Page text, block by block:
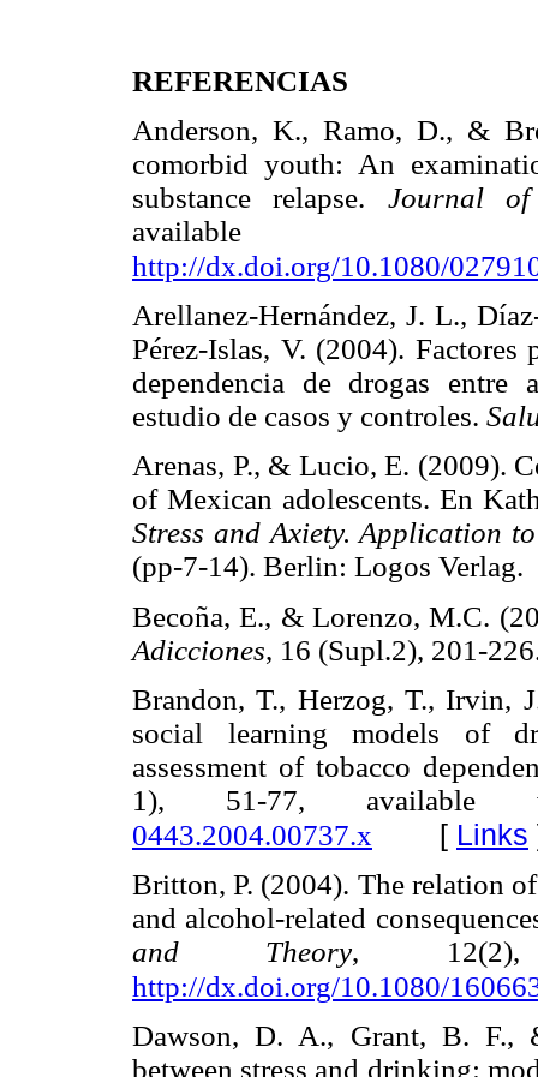
REFERENCIAS
Anderson, K., Ramo, D., &
comorbid youth: An
substance relapse. Journal of
http://dx.doi.org/10.1080/
Arellanez-Hernández, J. L.,
Pérez-Islas, V. (2004).
dependencia de drogas entre
estudio de casos y controles.
Arenas, P., & Lucio, E. (2009).
of Mexican adolescents. En
Stress and Axiety. Application
(pp-7-14). Berlin: Logos
Becoña, E., & Lorenzo, M.C.
Adicciones, 16 (Supl.2),
Brandon, T., Herzog, T., Irvin,
social learning models of
assessment of tobacco
1), 51-77,
0443.2004.00737.x [ Links
Britton, P. (2004). The relation
and alcohol-related
and Theory, 12(2),
http://dx.doi.org/10.1080/
Dawson, D. A., Grant, B. F.,
between stress and drinking: